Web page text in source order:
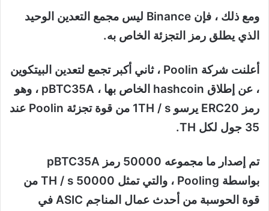
ومع ذلك ، فإن Binance ليس مجمع التعدين الوحيد
الذي يطلق رمز التجزئة الخاص به.
أعلنت شركة Poolin ، ثاني أكبر تجمع لتعدين البيتكوين
، عن إطلاق hashcoin الخاص بها ، pBTC35A ، وهو
رمز ERC20 يرسو 1TH / s من قوة تجزئة Poolin عند
35 جول لكل TH.
تم إصدار ما مجموعه 50000 رمز pBTC35A
بواسطة Pooling ، والتي تمثل 50000 TH / s من
قوة الحوسبة من أحدث عمال المناجم ASIC في